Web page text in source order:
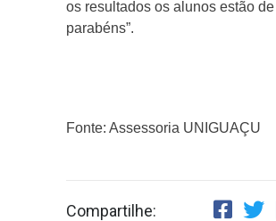
os resultados os alunos estão de
parabéns”.
Fonte: Assessoria UNIGUAÇU
Compartilhe: